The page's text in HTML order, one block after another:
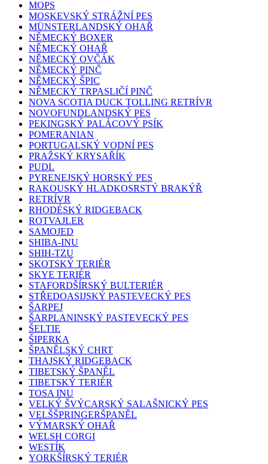
MOPS
MOSKEVSKÝ STRÁŽNÍ PES
MÜNSTERLANDSKÝ OHAŘ
NĚMECKÝ BOXER
NĚMECKÝ OHAŘ
NĚMECKÝ OVČÁK
NĚMECKÝ PINČ
NĚMECKÝ ŠPIC
NĚMECKÝ TRPASLIČÍ PINČ
NOVA SCOTIA DUCK TOLLING RETRÍVR
NOVOFUNDLANDSKÝ PES
PEKINGSKÝ PALÁCOVÝ PSÍK
POMERANIAN
PORTUGALSKÝ VODNÍ PES
PRAŽSKÝ KRYSAŘÍK
PUDL
PYRENEJSKÝ HORSKÝ PES
RAKOUSKÝ HLADKOSRSTÝ BRAKÝŘ
RETRÍVR
RHODÉSKÝ RIDGEBACK
ROTVAJLER
SAMOJED
SHIBA-INU
SHIH-TZU
SKOTSKÝ TERIÉR
SKYE TERIÉR
STAFORDŠÍRSKÝ BULTERIÉR
STŘEDOASIJSKÝ PASTEVECKÝ PES
ŠARPEJ
ŠARPLANINSKÝ PASTEVECKÝ PES
ŠELTIE
ŠIPERKA
ŠPANĚLSKÝ CHRT
THAJSKÝ RIDGEBACK
TIBETSKÝ ŠPANĚL
TIBETSKÝ TERIÉR
TOSA INU
VELKÝ ŠVÝCARSKÝ SALAŠNICKÝ PES
VELŠŠPRINGERŠPANĚL
VÝMARSKÝ OHAŘ
WELSH CORGI
WESTÍK
YORKŠÍRSKÝ TERIÉR